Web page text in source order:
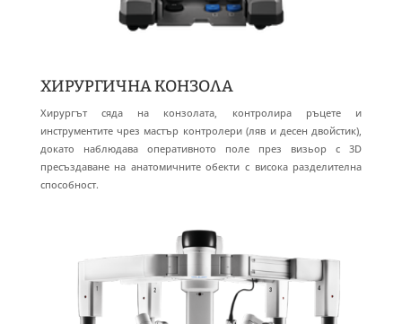
ХИРУРГИЧНА КОНЗОЛА
Хирургът сяда на конзолата, контролира ръцете и
инструментите чрез мастър контролери (ляв и десен двойстик),
докато наблюдава оперативното поле през визьор с 3D
пресъздаване на анатомичните обекти с висока разделителна
способност.